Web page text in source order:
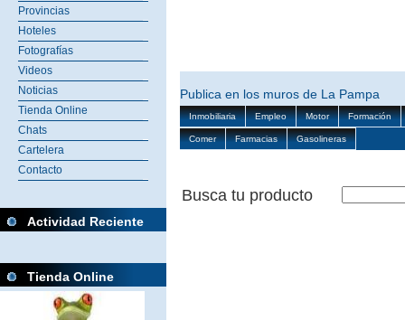
Provincias
Hoteles
Fotografías
Videos
Noticias
Tienda Online
Chats
Cartelera
Contacto
Actividad Reciente
Tienda Online
Publica en los muros de La Pampa
Inmobiliaria Empleo Motor Formación
Comer Farmacias Gasolineras
Busca tu producto